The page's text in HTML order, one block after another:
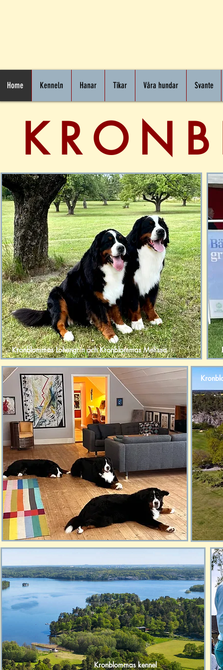
Home Kenneln Hanar Tikar Våra hundar Svante
Kronblommas Lohengrin och Kronblommas Melissa
Kronblommas kennel